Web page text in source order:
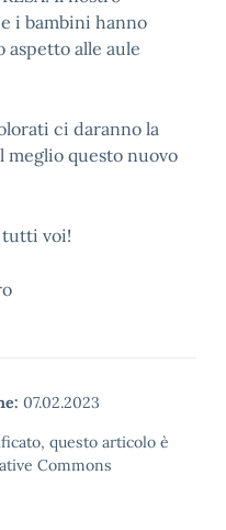
i bambini hanno
aspetto alle aule
ci daranno la
meglio questo nuovo
tutti voi!
07.02.2023
questo articolo è
Commons